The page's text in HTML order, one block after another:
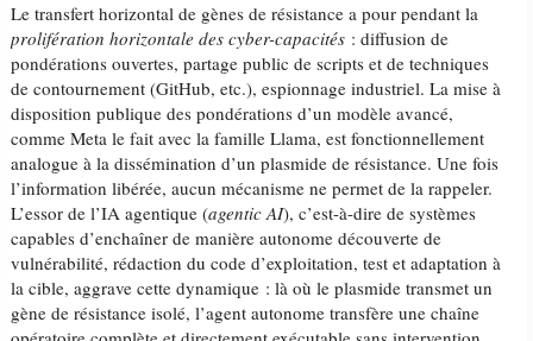
Le transfert horizontal de gènes de résistance a pour pendant la
prolifération horizontale des cyber-capacités : diffusion de
pondérations ouvertes, partage public de scripts et de techniques
de contournement (GitHub, etc.), espionnage industriel. La mise à
disposition publique des pondérations d’un modèle avancé,
comme Meta le fait avec la famille Llama, est fonctionnellement
analogue à la dissémination d’un plasmide de résistance. Une fois
l’information libérée, aucun mécanisme ne permet de la rappeler.
L’essor de l’IA agentique (agentic AI), c’est-à-dire de systèmes
capables d’enchaîner de manière autonome découverte de
vulnérabilité, rédaction du code d’exploitation, test et adaptation à
la cible, aggrave cette dynamique : là où le plasmide transmet un
gène de résistance isolé, l’agent autonome transfère une chaîne